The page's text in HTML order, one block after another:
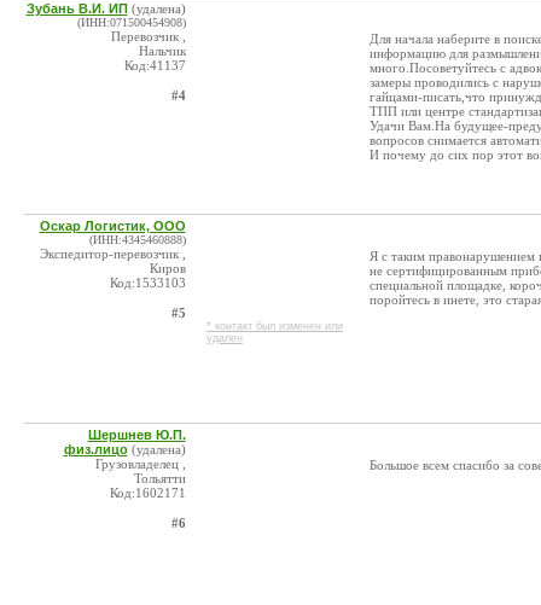
Зубань В.И. ИП (удалена)
(ИНН:071500454908)
Перевозчик ,
Нальчик
Код:41137
#4
Для начала наберите в
информацию для
много.Посоветуйтесь с
замеры проводились с
гайцами-писать,что
ТПП или центре
Удачи Вам.На будущее-
вопросов снимается
И почему до сих пор этот
Оскар Логистик, ООО
(ИНН:4345460888)
Экспедитор-перевозчик ,
Киров
Код:1533103
#5
* контакт был изменен или
удален
Я с таким правонарушением
не сертифицированным
специальной площадке,
поройтесь в инете, это
Шершнев Ю.П.
физ.лицо (удалена)
Грузовладелец ,
Тольятти
Код:1602171
#6
Большое всем спасибо за